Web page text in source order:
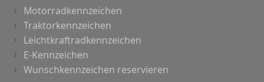
Motorradkennzeichen
Traktorkennzeichen
Leichtkraftradkennzeichen
E-Kennzeichen
Wunschkennzeichen reservieren